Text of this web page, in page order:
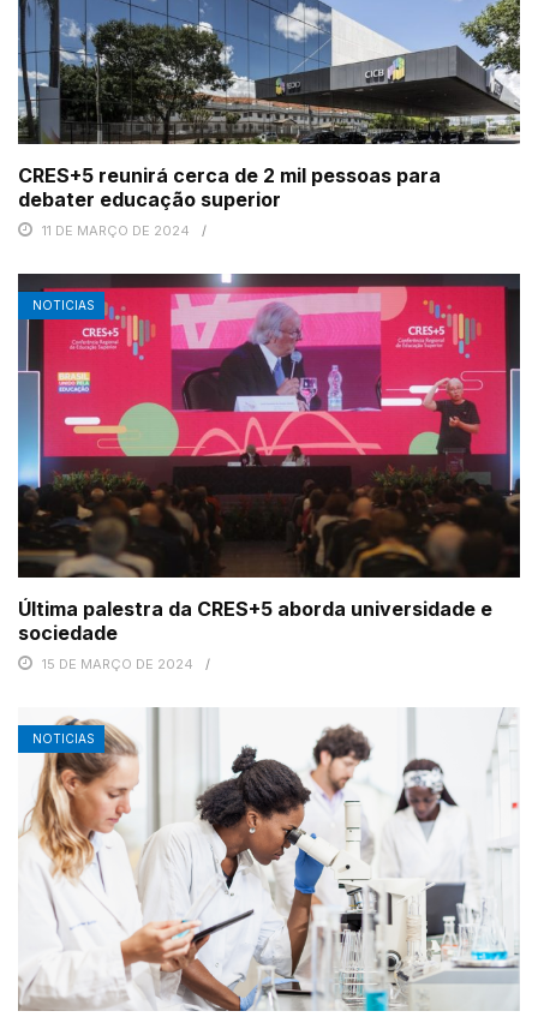
CRES+5 reunirá cerca de 2 mil pessoas para
debater educação superior
11 DE MARÇO DE 2024
NOTICIAS
Última palestra da CRES+5 aborda universidade e
sociedade
15 DE MARÇO DE 2024
NOTICIAS